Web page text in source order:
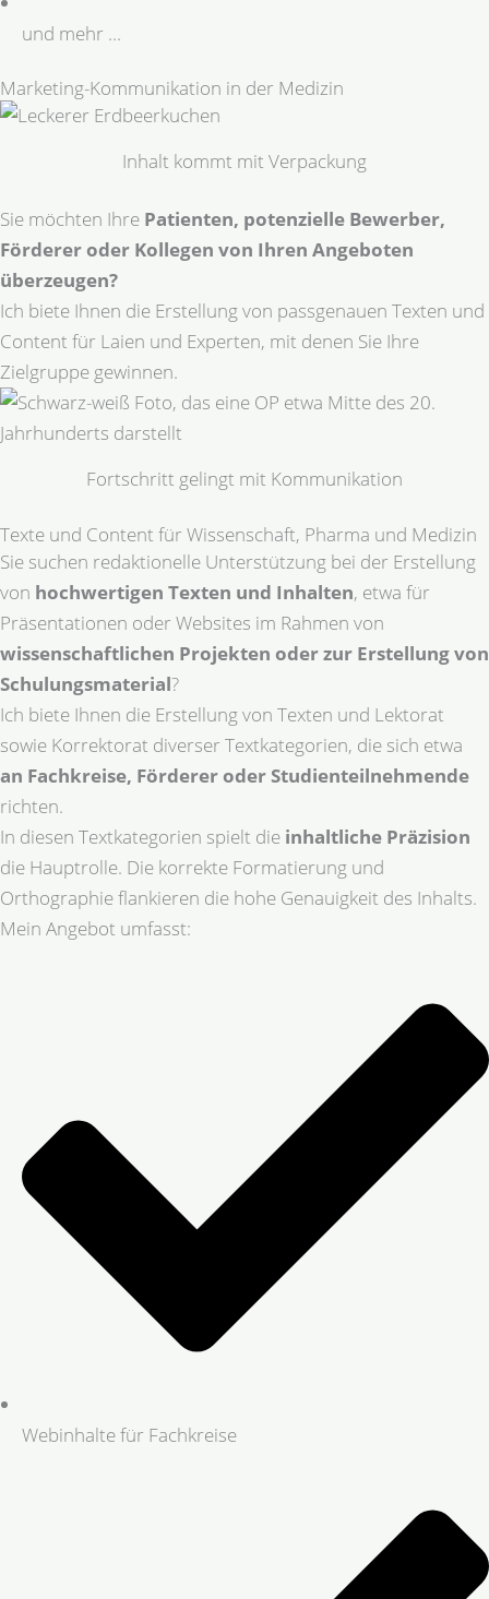
und mehr ...
Marketing-Kommunikation in der Medizin
Inhalt kommt mit Verpackung
Sie möchten Ihre Patienten, potenzielle Bewerber,
Förderer oder Kollegen von Ihren Angeboten
überzeugen?
Ich biete Ihnen die Erstellung von passgenauen Texten und
Content für Laien und Experten, mit denen Sie Ihre
Zielgruppe gewinnen.
Fortschritt gelingt mit Kommunikation
Texte und Content für Wissenschaft, Pharma und Medizin
Sie suchen redaktionelle Unterstützung bei der Erstellung
von hochwertigen Texten und Inhalten, etwa für
Präsentationen oder Websites im Rahmen von
wissenschaftlichen Projekten oder zur Erstellung von
Schulungsmaterial?
Ich biete Ihnen die Erstellung von Texten und Lektorat
sowie Korrektorat diverser Textkategorien, die sich etwa
an Fachkreise, Förderer oder Studienteilnehmende
richten.
In diesen Textkategorien spielt die inhaltliche Präzision
die Hauptrolle. Die korrekte Formatierung und
Orthographie flankieren die hohe Genauigkeit des Inhalts.
Mein Angebot umfasst:
Webinhalte für Fachkreise